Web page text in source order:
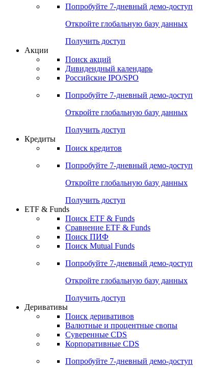
Попробуйте 7-дневный демо-доступ
Откройте глобальную базу данных
Получить доступ
Акции
Поиск акций
Дивидендный календарь
Российские IPO/SPO
Попробуйте 7-дневный демо-доступ
Откройте глобальную базу данных
Получить доступ
Кредиты
Поиск кредитов
Попробуйте 7-дневный демо-доступ
Откройте глобальную базу данных
Получить доступ
ETF & Funds
Поиск ETF & Funds
Сравнение ETF & Funds
Поиск ПИФ
Поиск Mutual Funds
Попробуйте 7-дневный демо-доступ
Откройте глобальную базу данных
Получить доступ
Деривативы
Поиск деривативов
Валютные и процентные свопы
Суверенные CDS
Корпоративные CDS
Попробуйте 7-дневный демо-доступ